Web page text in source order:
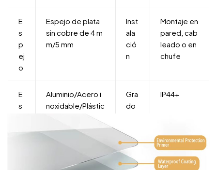
E
s
p
ej
o
Espejo de plata
sin cobre de 4 m
m/5 mm
Inst
ala
ció
n
Montaje en
pared, cab
leado o en
chufe
E
s
Aluminio/Acero i
noxidable/Plástic
Gra
do
er
abili
IP44+